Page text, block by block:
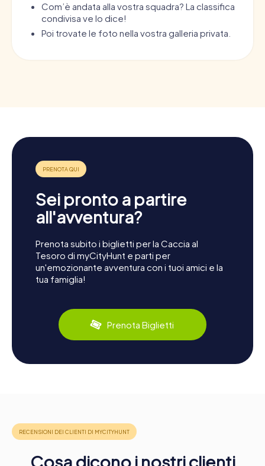
Com’è andata alla vostra squadra? La classifica
condivisa ve lo dice!
Poi trovate le foto nella vostra galleria privata.
Sei pronto a partire
all'avventura?
Prenota subito i biglietti per la Caccia al
Tesoro di myCityHunt e parti per
un'emozionante avventura con i tuoi amici e la
tua famiglia!
Prenota Biglietti
Cosa dicono i nostri clienti